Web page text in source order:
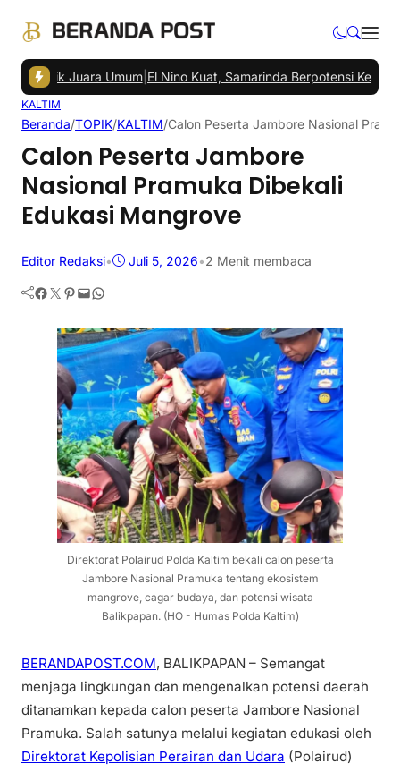
Juara Umum|El Nino Kuat, Samarinda Berpotensi Kemarau
KALTIM
Beranda/TOPIK/KALTIM/Calon Peserta Jambore Nasional
Calon Peserta Jambore
Nasional Pramuka Dibekali
Edukasi Mangrove
Editor Redaksi• Juli 5, 2026•2 Menit membaca
Facebook Twitter Pinterest Mail WhatsApp
Direktorat Polairud Polda Kaltim bekali calon peserta
Jambore Nasional Pramuka tentang ekosistem
mangrove, cagar budaya, dan potensi wisata
Balikpapan. (HO - Humas Polda Kaltim)
BERANDAPOST.COM, BALIKPAPAN – Semangat
menjaga lingkungan dan mengenalkan potensi daerah
ditanamkan kepada calon peserta Jambore Nasional
Pramuka. Salah satunya melalui kegiatan edukasi oleh
Direktorat Kepolisian Perairan dan Udara (Polairud)